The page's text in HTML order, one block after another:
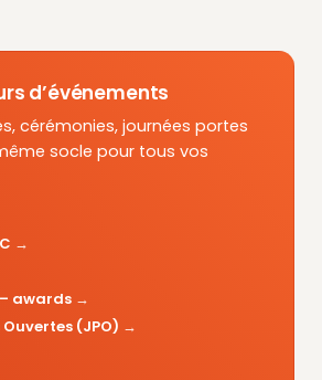
d’événements
cérémonies, journées portes
socle pour tous vos
awards
(JPO)